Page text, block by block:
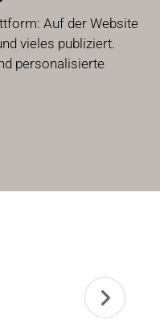
Auf der Website
vieles publiziert.
personalisierte